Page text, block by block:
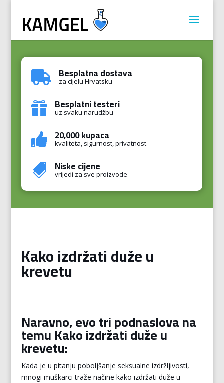
 Besplatna dostava
za cijelu Hrvatsku
 Besplatni testeri
uz svaku narudžbu
 20,000 kupaca
kvaliteta, sigurnost, privatnost
 Niske cijene
vrijedi za sve proizvode
Kako izdržati duže u
krevetu
Naravno, evo tri podnaslova na
temu Kako izdržati duže u
krevetu:
Kada je u pitanju poboljšanje seksualne izdržljivosti,
mnogi muškarci traže načine kako izdržati duže u